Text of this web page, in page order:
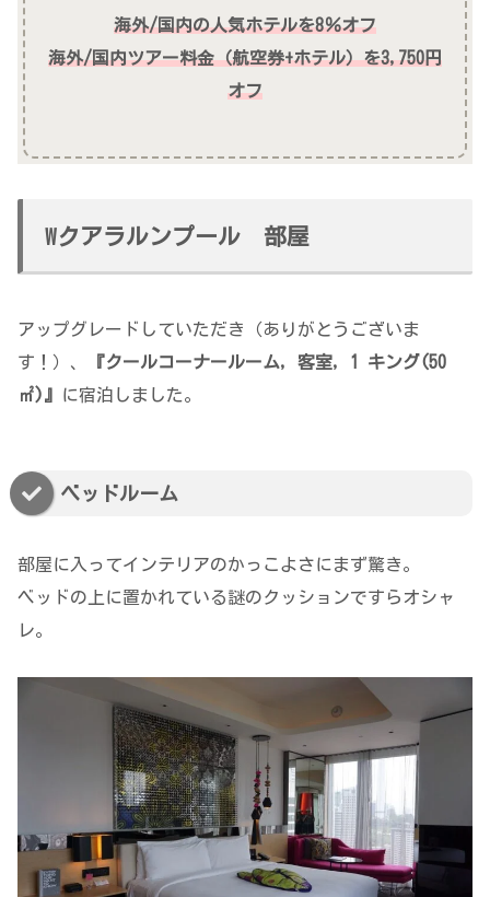
海外/国内の人気ホテルを8％オフ
海外/国内ツアー料金（航空券+ホテル）を3,750円
オフ
Wクアラルンプール 部屋
アップグレードしていただき（ありがとうございま
す！）、
『クールコーナールーム, 客室, 1 キング(50
㎡)』
に宿泊しました。
ベッドルーム
部屋に入ってインテリアのかっこよさにまず驚き。
ベッドの上に置かれている謎のクッションですらオシャ
レ。